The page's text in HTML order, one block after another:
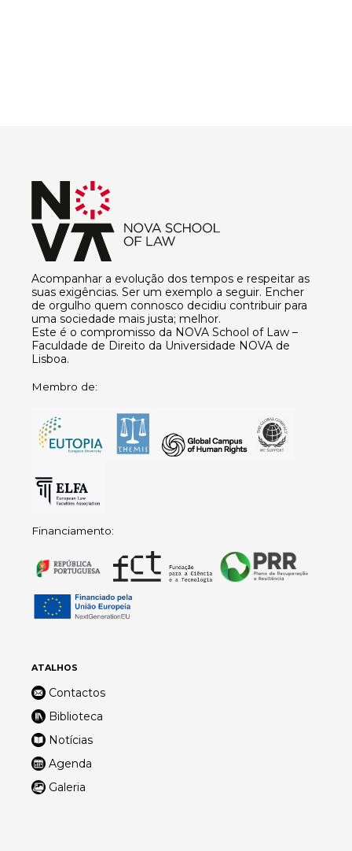
Acompanhar a evolução dos tempos e respeitar as
suas exigências. Ser um exemplo a seguir. Encher
de orgulho quem connosco decidiu contribuir para
uma sociedade mais justa; melhor.
Este é o compromisso da NOVA School of Law –
Faculdade de Direito da Universidade NOVA de
Lisboa.
Membro de:
Financiamento:
ATALHOS
Contactos
Biblioteca
Notícias
Agenda
Galeria